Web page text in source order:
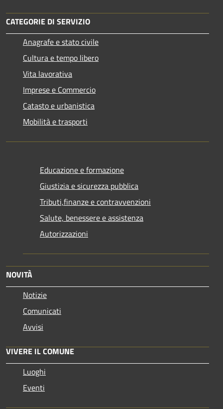
CATEGORIE DI SERVIZIO
Anagrafe e stato civile
Cultura e tempo libero
Vita lavorativa
Imprese e Commercio
Catasto e urbanistica
Mobilità e trasporti
Educazione e formazione
Giustizia e sicurezza pubblica
Tributi,finanze e contravvenzioni
Salute, benessere e assistenza
Autorizzazioni
NOVITÀ
Notizie
Comunicati
Avvisi
VIVERE IL COMUNE
Luoghi
Eventi